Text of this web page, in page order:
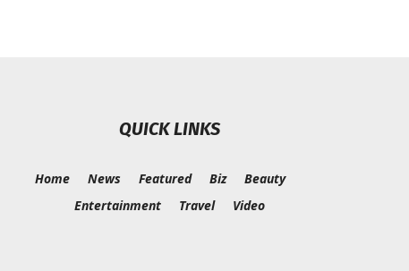
QUICK LINKS
Home News Featured Biz
Beauty
Entertainment
Travel Video